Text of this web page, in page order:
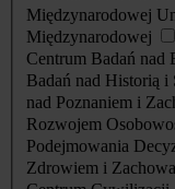
Międzynarodowej
Międzynarodowej
Centrum Badań nad
Badań nad Historią i
nad Poznaniem i
Rozwojem
Podejmowania
Zdrowiem i